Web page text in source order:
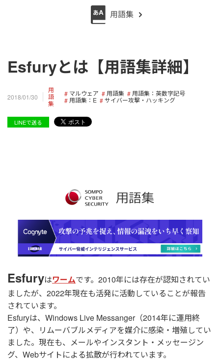
Esfuryとは【用語集詳細】
2018/01/30
用
語
集
マルウェア 用語集
用語集：英数字記号
用語集：E
サイバー攻撃・ハッキング
LINEで送る
Esfuryはワームです。2010年には存在が認知されてい
ましたが、2022年現在も活発に活動していることが報告
されています。
Esfuryは、Windows Live Messanger（2014年に運用終
了）や、リムーバブルメディアを媒介に感染・増殖してい
ました。現在も、メールやインスタント・メッセージン
グ、Webサイトによる拡散が行われています。